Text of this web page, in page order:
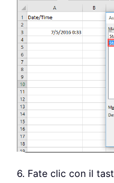
6. Fate clic con il